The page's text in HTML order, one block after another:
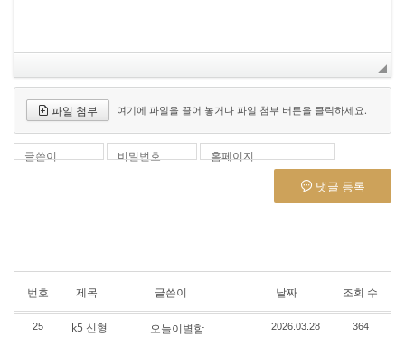
파일 첨부 여기에 파일을 끌어 놓거나 파일 첨부 버튼을 클릭하세요.
글쓴이 비밀번호 홈페이지
댓글 등록
번호 제목 글쓴이 날짜 조회 수
25 k5 신형 오늘이별함 2026.03.28 364